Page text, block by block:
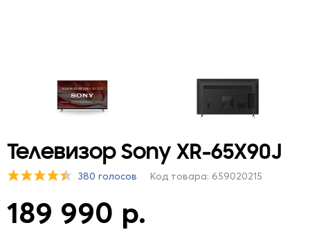
Телевизор Sony XR-65X90J
380 голосов Код товара: 659020215
189 990 р.